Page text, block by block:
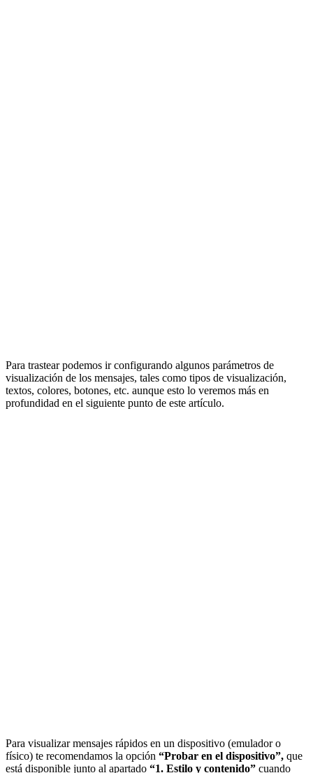
Para trastear podemos ir configurando algunos parámetros de
visualización de los mensajes, tales como tipos de visualización,
textos, colores, botones, etc. aunque esto lo veremos más en
profundidad en el siguiente punto de este artículo.
Para visualizar mensajes rápidos en un dispositivo (emulador o
físico) te recomendamos la opción “Probar en el dispositivo”, que
está disponible junto al apartado “1. Estilo y contenido” cuando